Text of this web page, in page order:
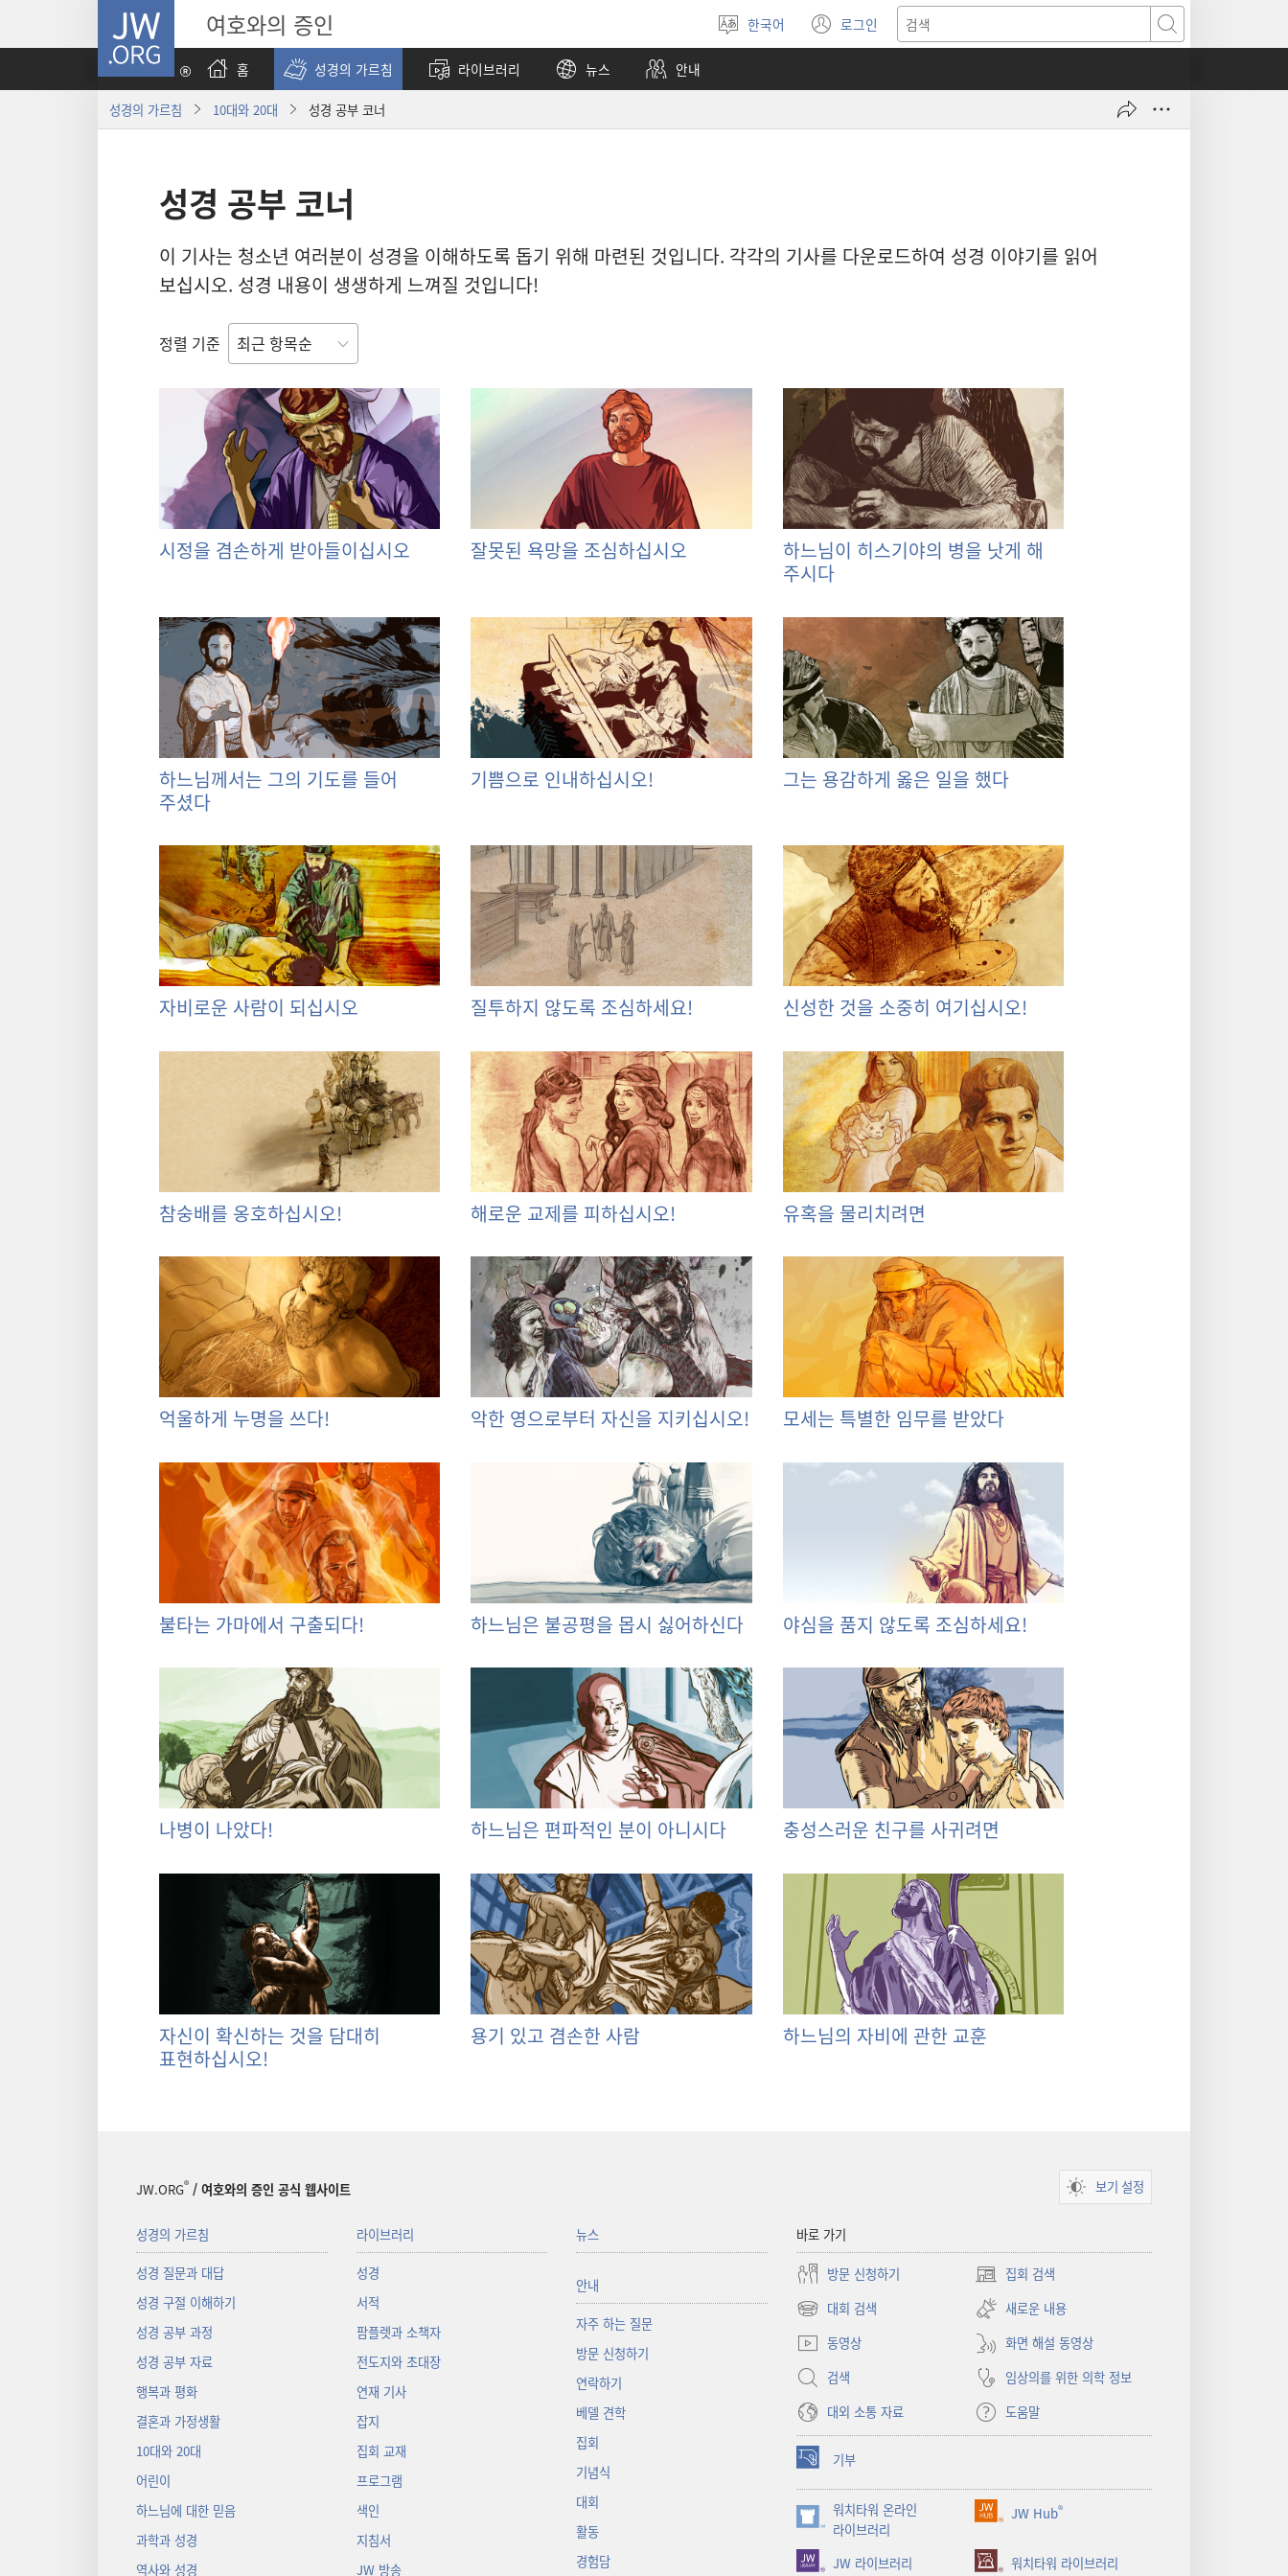
JW.ORG 여호와의 증인
언어
선택
한국어 로그인
(새로운
창
검색
홈
성경의 가르침 라이브러리 뉴스 안내
성경의 가르침 10대와 20대 성경 공부 코너
성경 공부 코너
이 기사는 청소년 여러분이 성경을 이해하도록 돕기 위해 마련된 것입니다. 각각의 기사를 다운로드하여 성경 이야기를 읽어
보십시오. 성경 내용이 생생하게 느껴질 것입니다!
정렬 기준
시정을 겸손하게 받아들이십시오 잘못된 욕망을 조심하십시오
하느님이 히스기야의 병을 낫게 해
주시다
하느님께서는 그의 기도를 들어
주셨다
기쁨으로 인내하십시오! 그는 용감하게 옳은 일을 했다
자비로운 사람이 되십시오 질투하지 않도록 조심하세요! 신성한 것을 소중히 여기십시오!
참숭배를 옹호하십시오! 해로운 교제를 피하십시오! 유혹을 물리치려면
억울하게 누명을 쓰다! 악한 영으로부터 자신을 지키십시오! 모세는 특별한 임무를 받았다
불타는 가마에서 구출되다! 하느님은 불공평을 몹시 싫어하신다 야심을 품지 않도록 조심하세요!
나병이 나았다! 하느님은 편파적인 분이 아니시다 충성스러운 친구를 사귀려면
자신이 확신하는 것을 담대히
표현하십시오!
용기 있고 겸손한 사람 하느님의 자비에 관한 교훈
JW.ORG® / 여호와의 증인 공식 웹사이트 보기 설정
성경의 가르침
성경 질문과 대답
성경 구절 이해하기
성경 공부 과정
성경 공부 자료
행복과 평화
결혼과 가정생활
10대와 20대
어린이
하느님에 대한 믿음
과학과 성경
역사와 성경
라이브러리
성경
서적
팜플렛과 소책자
전도지와 초대장
연재 기사
잡지
집회 교재
프로그램
색인
지침서
JW 방송
뉴스
안내
자주 하는 질문
방문 신청하기
연락하기
베델 견학
집회
기념식
대회
활동
경험담
바로 가기
방문 신청하기 집회 검색
(새로운
창
열기)
대회 검색
(새로운
창
새로운 내용
동영상
화면 해설 동영상
검색
임상의를 위한 의학 정보
대외 소통 자료
도움말
기부
(새로운
창
열기)
워치타워 온라인
라이브러리
(새로운
창
열기)
JW Hub®
(새로운
열기)
JW 라이브러리 워치타워 라이브러리